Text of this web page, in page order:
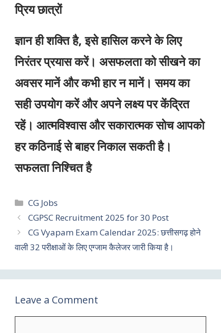
प्रिय छात्रों
ज्ञान ही शक्ति है, इसे हासिल करने के लिए
निरंतर प्रयास करें। असफलता को सीखने का
अवसर मानें और कभी हार न मानें। समय का
सही उपयोग करें और अपने लक्ष्य पर केंद्रित
रहें। आत्मविश्वास और सकारात्मक सोच आपको
हर कठिनाई से बाहर निकाल सकती है।
सफलता निश्चित है
CG Jobs
CGPSC Recruitment 2025 for 30 Post
CG Vyapam Exam Calendar 2025: छत्तीसगढ़ होने
वाली 32 परीक्षाओं के लिए एग्जाम कैलेजर जारी किया है।
Leave a Comment